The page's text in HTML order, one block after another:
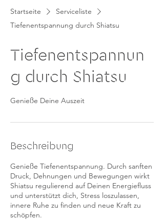
Startseite
Serviceliste
Tiefenentspannung durch Shiatsu
Tiefenentspannun
g durch Shiatsu
Genieße Deine Auszeit
Beschreibung
Genieße Tiefenentspannung. Durch sanften
Druck, Dehnungen und Bewegungen wirkt
Shiatsu regulierend auf Deinen Energiefluss
und unterstützt dich, Stress loszulassen,
innere Ruhe zu finden und neue Kraft zu
schöpfen.